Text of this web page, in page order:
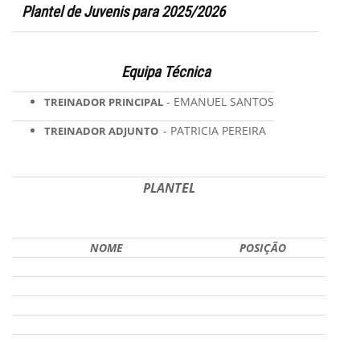
Plantel de Juvenis para 2025/2026
Equipa Técnica
TREINADOR PRINCIPAL - EMANUEL SANTOS
TREINADOR ADJUNTO - PATRICIA PEREIRA
PLANTEL
NOME POSIÇÃO